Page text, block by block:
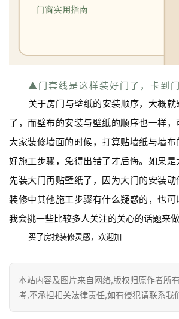
▲门套线是这样装好门了，卡到
关于房门与壁纸的安装顺序，大概
了，而壁布的安装与壁纸的顺序也一样
大家装修墙面的时候，打算贴墙纸与墙
好施工步骤，免得出错了才后悔。如果
先装大门再贴壁纸了，因为大门的安装动
装修中其他施工步骤有什么疑惑的，也可
我会挑一些比较多人关注的关心的话题来做
买了房找装修灵感，欢迎加
本站内容及图片来自网络,版权归原作者所
考,不承担相关法律责任,如有侵犯请联系